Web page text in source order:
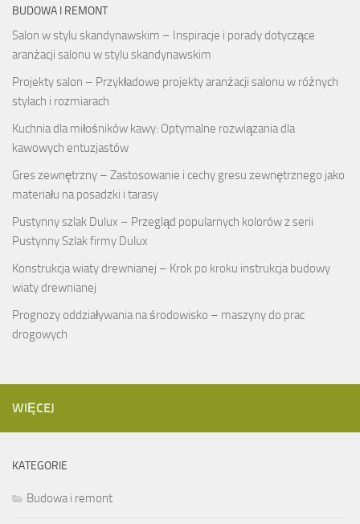
BUDOWA I REMONT
Salon w stylu skandynawskim – Inspiracje i porady dotyczące
aranżacji salonu w stylu skandynawskim
Projekty salon – Przykładowe projekty aranżacji salonu w różnych
stylach i rozmiarach
Kuchnia dla miłośników kawy: Optymalne rozwiązania dla
kawowych entuzjastów
Gres zewnętrzny – Zastosowanie i cechy gresu zewnętrznego jako
materiału na posadzki i tarasy
Pustynny szlak Dulux – Przegląd popularnych kolorów z serii
Pustynny Szlak firmy Dulux
Konstrukcja wiaty drewnianej – Krok po kroku instrukcja budowy
wiaty drewnianej
Prognozy oddziaływania na środowisko – maszyny do prac
drogowych
WIĘCEJ
KATEGORIE
Budowa i remont